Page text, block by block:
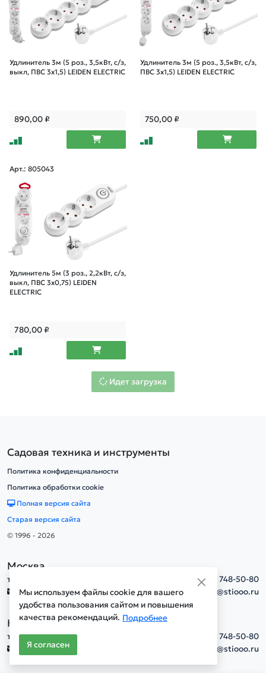
Удлинитель 3м (5 роз., 3,5кВт, с/з,
выкл, ПВС 3х1,5) LEIDEN ELECTRIC
890,00₽
Удлинитель 3м (5 роз., 3,5кВт, с/з,
ПВС 3х1,5) LEIDEN ELECTRIC
750,00₽
Арт.: 805043
Удлинитель 5м (3 роз., 2,2кВт, с/з,
выкл, ПВС 3х0,75) LEIDEN
ELECTRIC
780,00₽
Идет загрузка
Мы используем файлы cookie для вашего
удобства пользования сайтом и повышения
качества рекомендаций. Подробнее
Я согласен
Садовая техника и инструменты
Политика конфиденциальности
Политика обработки cookie
Полная версия сайта
Старая версия сайта
© 1996 - 2026
Москва
тел.
+7(495) 748-50-80
info@stiooo.ru
Новосибирск
тел.
+7(495) 748-50-80
info@stiooo.ru